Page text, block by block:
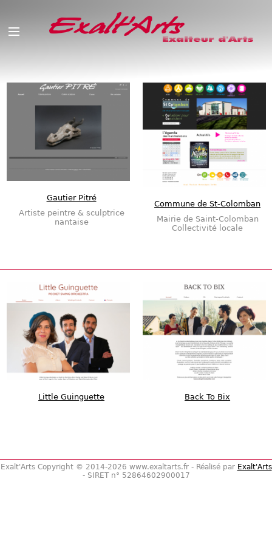
Gautier Pitré
Artiste peintre & sculptrice
nantaise
Commune de St-Colomban
Mairie de Saint-Colomban
Collectivité locale
Little Guinguette Back To Bix
Exalt'Arts Copyright © 2014-2026 www.exaltarts.fr - Réalisé par Exalt'Arts
- SIRET n° 52864602900017